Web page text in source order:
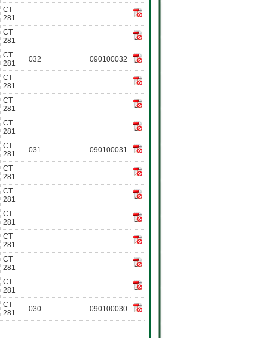
CT
281
CT
281
CT
281
032 090100032
CT
281
CT
281
CT
281
CT
281
031 090100031
CT
281
CT
281
CT
281
CT
281
CT
281
CT
281
CT
281
030 090100030